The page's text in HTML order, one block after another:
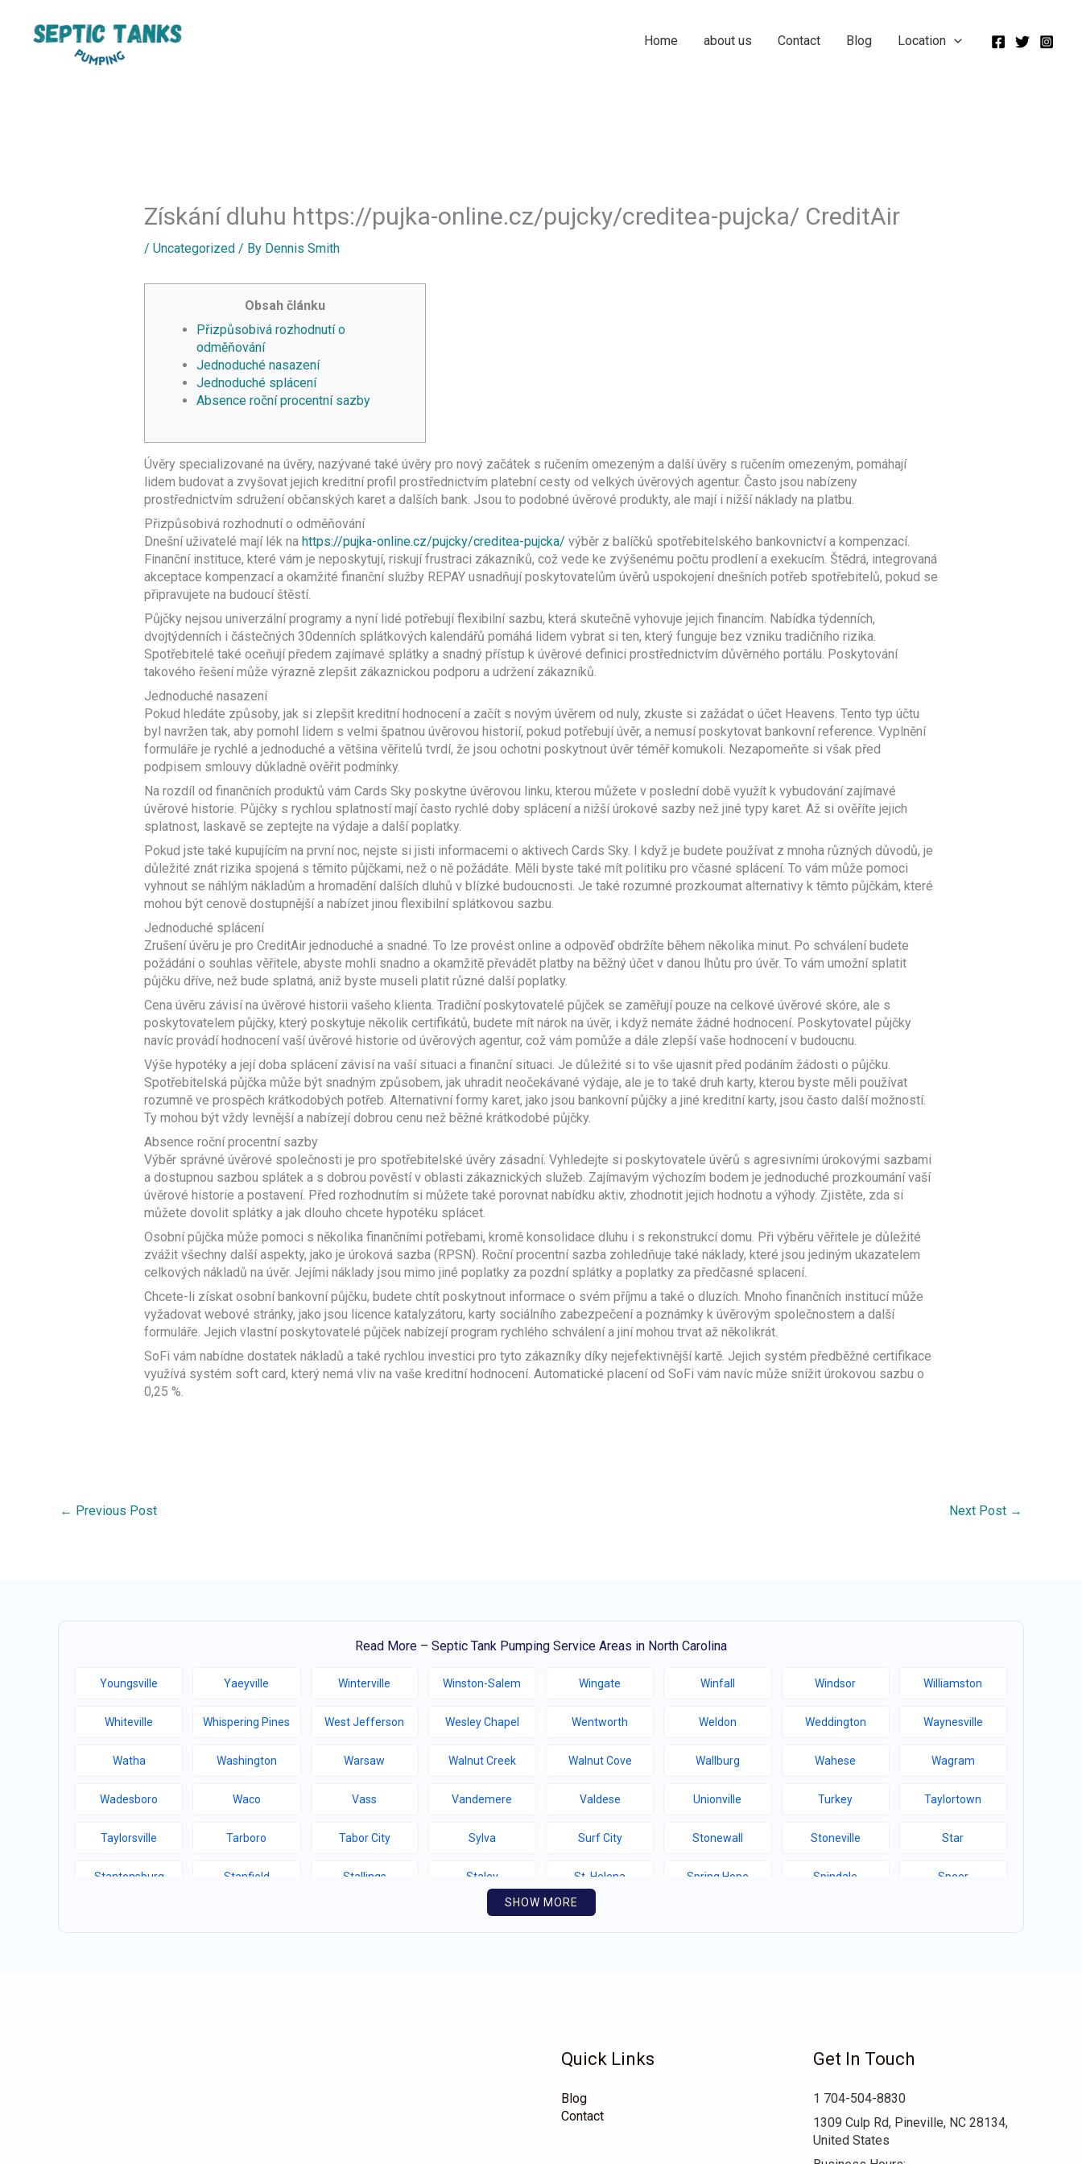
content
Home about us Contact Blog Location
Získání dluhu https://pujka-online.cz/pujcky/creditea-pujcka/ CreditAir
/ Uncategorized / By Dennis Smith
Obsah článku
Přizpůsobivá rozhodnutí o
odměňování
Jednoduché nasazení
Jednoduché splácení
Absence roční procentní sazby
Úvěry specializované na úvěry, nazývané také úvěry pro nový začátek s ručením omezeným a další úvěry s ručením omezeným, pomáhají
lidem budovat a zvyšovat jejich kreditní profil prostřednictvím platební cesty od velkých úvěrových agentur. Často jsou nabízeny
prostřednictvím sdružení občanských karet a dalších bank. Jsou to podobné úvěrové produkty, ale mají i nižší náklady na platbu.
Přizpůsobivá rozhodnutí o odměňování
Dnešní uživatelé mají lék na https://pujka-online.cz/pujcky/creditea-pujcka/ výběr z balíčků spotřebitelského bankovnictví a kompenzací.
Finanční instituce, které vám je neposkytují, riskují frustraci zákazníků, což vede ke zvýšenému počtu prodlení a exekucím. Štědrá, integrovaná
akceptace kompenzací a okamžité finanční služby REPAY usnadňují poskytovatelům úvěrů uspokojení dnešních potřeb spotřebitelů, pokud se
připravujete na budoucí štěstí.
Půjčky nejsou univerzální programy a nyní lidé potřebují flexibilní sazbu, která skutečně vyhovuje jejich financím. Nabídka týdenních,
dvojtýdenních i částečných 30denních splátkových kalendářů pomáhá lidem vybrat si ten, který funguje bez vzniku tradičního rizika.
Spotřebitelé také oceňují předem zajímavé splátky a snadný přístup k úvěrové definici prostřednictvím důvěrného portálu. Poskytování
takového řešení může výrazně zlepšit zákaznickou podporu a udržení zákazníků.
Jednoduché nasazení
Pokud hledáte způsoby, jak si zlepšit kreditní hodnocení a začít s novým úvěrem od nuly, zkuste si zažádat o účet Heavens. Tento typ účtu
byl navržen tak, aby pomohl lidem s velmi špatnou úvěrovou historií, pokud potřebují úvěr, a nemusí poskytovat bankovní reference. Vyplnění
formuláře je rychlé a jednoduché a většina věřitelů tvrdí, že jsou ochotni poskytnout úvěr téměř komukoli. Nezapomeňte si však před
podpisem smlouvy důkladně ověřit podmínky.
Na rozdíl od finančních produktů vám Cards Sky poskytne úvěrovou linku, kterou můžete v poslední době využít k vybudování zajímavé
úvěrové historie. Půjčky s rychlou splatností mají často rychlé doby splácení a nižší úrokové sazby než jiné typy karet. Až si ověříte jejich
splatnost, laskavě se zeptejte na výdaje a další poplatky.
Pokud jste také kupujícím na první noc, nejste si jisti informacemi o aktivech Cards Sky. I když je budete používat z mnoha různých důvodů, je
důležité znát rizika spojená s těmito půjčkami, než o ně požádáte. Měli byste také mít politiku pro včasné splácení. To vám může pomoci
vyhnout se náhlým nákladům a hromadění dalších dluhů v blízké budoucnosti. Je také rozumné prozkoumat alternativy k těmto půjčkám, které
mohou být cenově dostupnější a nabízet jinou flexibilní splátkovou sazbu.
Jednoduché splácení
Zrušení úvěru je pro CreditAir jednoduché a snadné. To lze provést online a odpověď obdržíte během několika minut. Po schválení budete
požádáni o souhlas věřitele, abyste mohli snadno a okamžitě převádět platby na běžný účet v danou lhůtu pro úvěr. To vám umožní splatit
půjčku dříve, než bude splatná, aniž byste museli platit různé další poplatky.
Cena úvěru závisí na úvěrové historii vašeho klienta. Tradiční poskytovatelé půjček se zaměřují pouze na celkové úvěrové skóre, ale s
poskytovatelem půjčky, který poskytuje několik certifikátů, budete mít nárok na úvěr, i když nemáte žádné hodnocení. Poskytovatel půjčky
navíc provádí hodnocení vaší úvěrové historie od úvěrových agentur, což vám pomůže a dále zlepší vaše hodnocení v budoucnu.
Výše hypotéky a její doba splácení závisí na vaší situaci a finanční situaci. Je důležité si to vše ujasnit před podáním žádosti o půjčku.
Spotřebitelská půjčka může být snadným způsobem, jak uhradit neočekávané výdaje, ale je to také druh karty, kterou byste měli používat
rozumně ve prospěch krátkodobých potřeb. Alternativní formy karet, jako jsou bankovní půjčky a jiné kreditní karty, jsou často další možností.
Ty mohou být vždy levnější a nabízejí dobrou cenu než běžné krátkodobé půjčky.
Absence roční procentní sazby
Výběr správné úvěrové společnosti je pro spotřebitelské úvěry zásadní. Vyhledejte si poskytovatele úvěrů s agresivními úrokovými sazbami
a dostupnou sazbou splátek a s dobrou pověstí v oblasti zákaznických služeb. Zajímavým výchozím bodem je jednoduché prozkoumání vaší
úvěrové historie a postavení. Před rozhodnutím si můžete také porovnat nabídku aktiv, zhodnotit jejich hodnotu a výhody. Zjistěte, zda si
můžete dovolit splátky a jak dlouho chcete hypotéku splácet.
Osobní půjčka může pomoci s několika finančními potřebami, kromě konsolidace dluhu i s rekonstrukcí domu. Při výběru věřitele je důležité
zvážit všechny další aspekty, jako je úroková sazba (RPSN). Roční procentní sazba zohledňuje také náklady, které jsou jediným ukazatelem
celkových nákladů na úvěr. Jejími náklady jsou mimo jiné poplatky za pozdní splátky a poplatky za předčasné splacení.
Chcete-li získat osobní bankovní půjčku, budete chtít poskytnout informace o svém příjmu a také o dluzích. Mnoho finančních institucí může
vyžadovat webové stránky, jako jsou licence katalyzátoru, karty sociálního zabezpečení a poznámky k úvěrovým společnostem a další
formuláře. Jejich vlastní poskytovatelé půjček nabízejí program rychlého schválení a jiní mohou trvat až několikrát.
SoFi vám nabídne dostatek nákladů a také rychlou investici pro tyto zákazníky díky nejefektivnější kartě. Jejich systém předběžné certifikace
využívá systém soft card, který nemá vliv na vaše kreditní hodnocení. Automatické placení od SoFi vám navíc může snížit úrokovou sazbu o
0,25 %.
← Previous Post Next Post →
Read More – Septic Tank Pumping Service Areas in North Carolina
Youngsville Yaeyville Winterville Winston-Salem Wingate Winfall Windsor Williamston
Whiteville Whispering Pines West Jefferson Wesley Chapel Wentworth Weldon Weddington Waynesville
Watha Washington Warsaw Walnut Creek Walnut Cove Wallburg Wahese Wagram
Wadesboro Waco Vass Vandemere Valdese Unionville Turkey Taylortown
Taylorsville Tarboro Tabor City Sylva Surf City Stonewall Stoneville Star
Stantonsburg Stanfield Stallings Staley St. Helena Spring Hope Spindale Speer
Southern Shores Southern Pines
Polkville
Patterson Springs
SHOW MORE
Quick Links
Blog
Contact
Get In Touch
1 704-504-8830
1309 Culp Rd, Pineville, NC 28134,
United States